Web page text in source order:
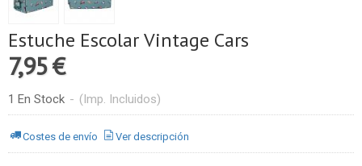
Estuche Escolar Vintage Cars
7,95 €
1 En Stock - (Imp. Incluidos)
Costes de envío Ver descripción